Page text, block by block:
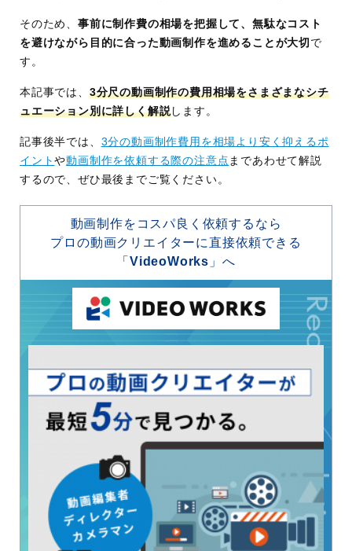
そのため、 事前に制作費の相場を把握して、無駄なコスト
を避けながら目的に合った動画制作を進めることが大切 で
す。
本記事では、 3分尺の動画制作の費用相場をさまざまなシチ
ュエーション別に詳しく解説 します。
記事後半では、 3分の動画制作費用を相場より安く抑えるポ
イントや動画制作を依頼する際の注意点 まであわせて解説
するので、ぜひ最後までご覧ください。
動画制作をコスパ良く依頼するなら
プロの動画クリエイターに直接依頼できる
「VideoWorks 」へ